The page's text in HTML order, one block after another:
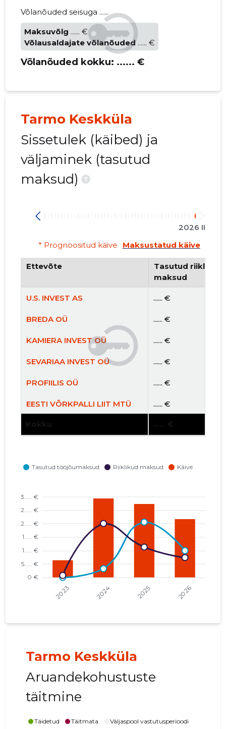
Võlanõuded seisuga ......
Maksuvõlg ...... €
Võlausaldajate võlanõuded ...... €
Võlanõuded kokku: ...... €
Tarmo Keskküla
Sissetulek (käibed) ja
väljaminek (tasutud
maksud)
?
2026 II
* Prognoositud käive
Maksustatud käive
Ettevõte
Tasutud riiklikud
maksud
U.S. INVEST AS ...... €
BREDA OÜ ...... €
KAMIERA INVEST OÜ ...... €
SEVARIAA INVEST OÜ ...... €
PROFIILIS OÜ ...... €
EESTI VÕRKPALLI LIIT MTÜ ...... €
JVTM ADVISORY OÜ ...... €
GLOBALPLUS OÜ ...... €
FORUS HOLDING OÜ
...... €
FORUS GRUPP OÜ ...... €
FORUS HALDUS OÜ
FORUS SECURITY AS
Kokku ...... €
Tarmo Keskküla
Aruandekohustuste
täitmine
Täidetud Täitmata Väljaspool vastutusperioodi